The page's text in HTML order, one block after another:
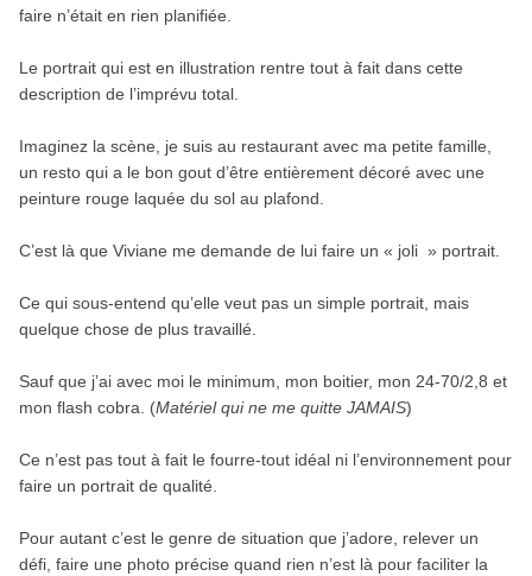
faire n’était en rien planifiée.
Le portrait qui est en illustration rentre tout à fait dans cette
description de l’imprévu total.
Imaginez la scène, je suis au restaurant avec ma petite famille,
un resto qui a le bon gout d’être entièrement décoré avec une
peinture rouge laquée du sol au plafond.
C’est là que Viviane me demande de lui faire un « joli » portrait.
Ce qui sous-entend qu’elle veut pas un simple portrait, mais
quelque chose de plus travaillé.
Sauf que j’ai avec moi le minimum, mon boitier, mon 24-70/2,8 et
mon flash cobra. (Matériel qui ne me quitte JAMAIS)
Ce n’est pas tout à fait le fourre-tout idéal ni l’environnement pour
faire un portrait de qualité.
Pour autant c’est le genre de situation que j’adore, relever un
défi, faire une photo précise quand rien n’est là pour faciliter la